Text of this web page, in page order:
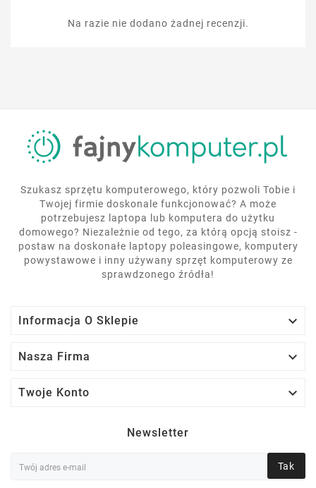
Na razie nie dodano żadnej recenzji.
Szukasz sprzętu komputerowego, który pozwoli Tobie i
Twojej firmie doskonale funkcjonować? A może
potrzebujesz laptopa lub komputera do użytku
domowego? Niezależnie od tego, za którą opcją stoisz -
postaw na doskonałe laptopy poleasingowe, komputery
powystawowe i inny używany sprzęt komputerowy ze
sprawdzonego źródła!
Informacja O Sklepie 
Nasza Firma 
Twoje Konto 
Newsletter
Tak